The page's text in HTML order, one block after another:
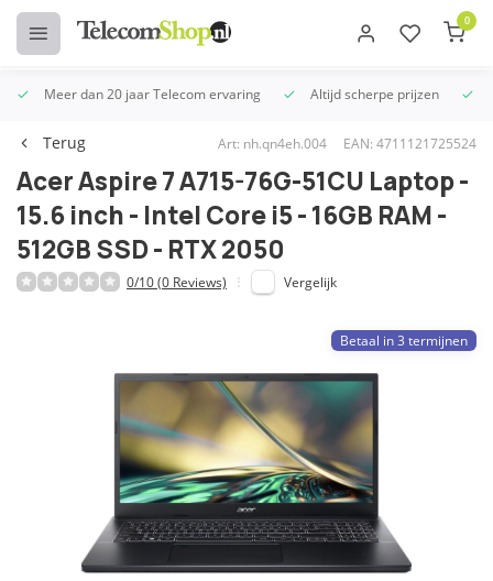
0
Meer dan 20 jaar Telecom ervaring Altijd scherpe prijzen
Terug Art: nh.qn4eh.004 EAN: 4711121725524
Acer Aspire 7 A715-76G-51CU Laptop -
15.6 inch - Intel Core i5 - 16GB RAM -
512GB SSD - RTX 2050
0/10 (0 Reviews) Vergelijk
Betaal in 3 termijnen